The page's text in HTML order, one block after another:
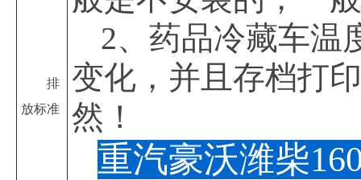
排
放标准
2、药品冷藏车温
变化，并且存档打
然！
重汽豪沃潍柴